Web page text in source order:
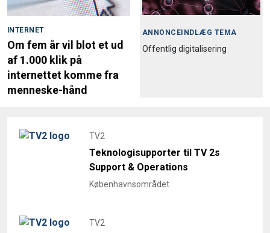
INTERNET
Om fem år vil blot et ud
af 1.000 klik på
internettet komme fra
menneske-hånd
ANNONCEINDLÆG TEMA
Offentlig digitalisering
TV2
Teknologisupporter til TV 2s
Support & Operations
Københavnsområdet
TV2